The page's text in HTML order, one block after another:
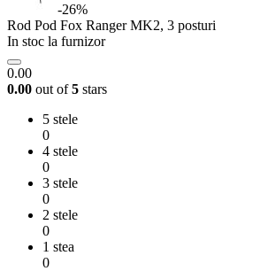
-26%
Rod Pod Fox Ranger MK2, 3 posturi
In stoc la furnizor
0.00
0.00 out of5 stars
5 stele
0
4 stele
0
3 stele
0
2 stele
0
1 stea
0